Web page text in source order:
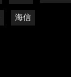
海信